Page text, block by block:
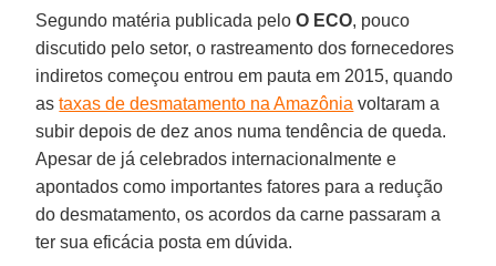
Segundo matéria publicada peloO ECO, pouco
discutido pelo setor, o rastreamento dos fornecedores
indiretos começou entrou em pauta em 2015, quando
astaxas de desmatamento na Amazônia voltaram a
subir depois de dez anos numa tendência de queda.
Apesar de já celebrados internacionalmente e
apontados como importantes fatores para a redução
do desmatamento, os acordos da carne passaram a
ter sua eficácia posta em dúvida.